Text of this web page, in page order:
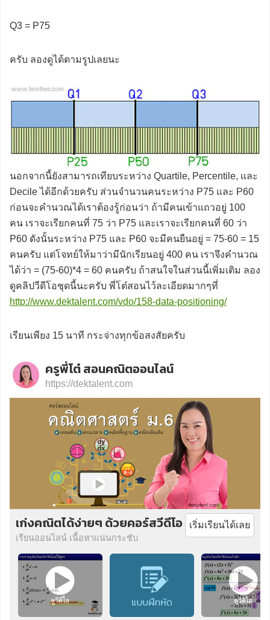
Q3 = P75
ครับ ลองดูได้ตามรูปเลยนะ
นอกจากนี้ยังสามารถเทียบระหว่าง Quartile, Percentile, และ
Decile ได้อีกด้วยครับ ส่วนจำนวนคนระหว่าง P75 และ P60
ก่อนจะคำนวณได้เราต้องรู้ก่อนว่า ถ้ามีคนเข้าแถวอยู่ 100
คน เราจะเรียกคนที่ 75 ว่า P75 และเราจะเรียกคนที่ 60 ว่า
P60 ดังนั้นระหว่าง P75 และ P60 จะมีคนยืนอยู่ = 75-60 = 15
คนครับ แต่โจทย์ให้มาว่ามีนักเรียนอยู่ 400 คน เราจึงคำนวณ
ได้ว่า = (75-60)*4 = 60 คนครับ ถ้าสนใจในส่วนนี้เพิ่มเติม ลอง
ดูคลิปวีดีโอชุดนี้นะครับ พี่โต๋สอนไว้ละเอียดมากๆที่
http://www.dektalent.com/vdo/158-data-positioning/
เรียนเพียง 15 นาที กระจ่างทุกข้อสงสัยครับ
ครูพี่โต๋ สอนคณิตออนไลน์
https://dektalent.com
เริ่มเรียนได้เลย
เก่งคณิตได้ง่ายๆ ด้วยคอร์สวีดีโอ
เรียนออนไลน์ เนื้อหาแน่นกระชับ